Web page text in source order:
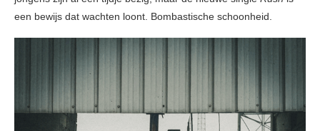
een bewijs dat wachten loont. Bombastische schoonheid.